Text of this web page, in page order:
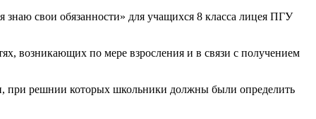
свои обязанности» для учащихся 8 класса лицея ПГУ
возникающих по мере взросления и в связи с получением
при решнии которых школьники должны были определить